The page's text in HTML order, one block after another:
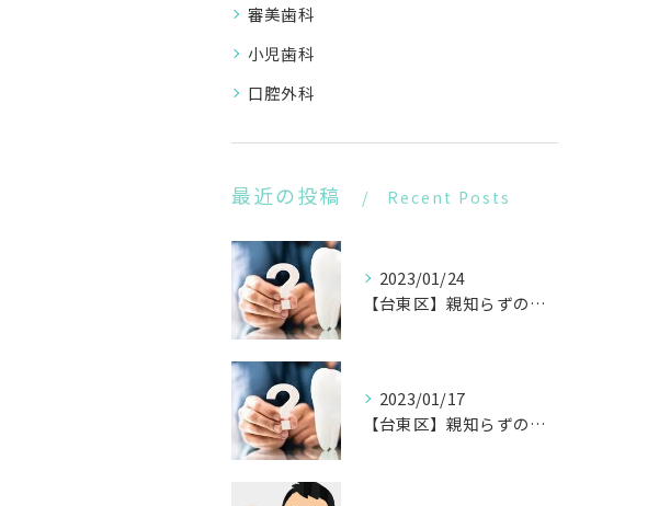
審美歯科
小児歯科
口腔外科
最近の投稿 Recent Posts
2023/01/24
【台東区】親知らずの疑問②
2023/01/17
【台東区】親知らずの疑問